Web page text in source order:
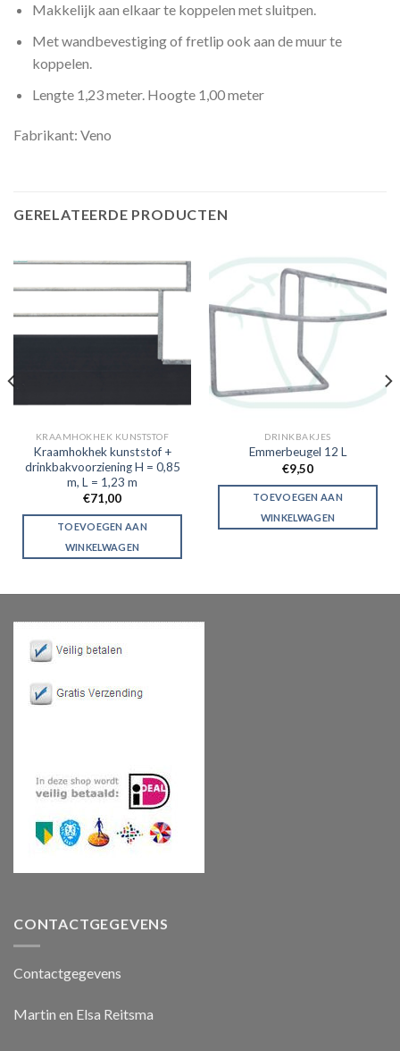
Makkelijk aan elkaar te koppelen met sluitpen.
Met wandbevestiging of fretlip ook aan de muur te
koppelen.
Lengte 1,23 meter. Hoogte 1,00 meter
Fabrikant: Veno
GERELATEERDE PRODUCTEN
KRAAMHOKHEK KUNSTSTOF
Kraamhokhek kunststof +
drinkbakvoorziening H = 0,85
m, L = 1,23 m
€71,00
TOEVOEGEN AAN
WINKELWAGEN
DRINKBAKJES
Emmerbeugel 12 L
€9,50
TOEVOEGEN AAN
WINKELWAGEN
CONTACTGEGEVENS
Contactgegevens
Martin en Elsa Reitsma